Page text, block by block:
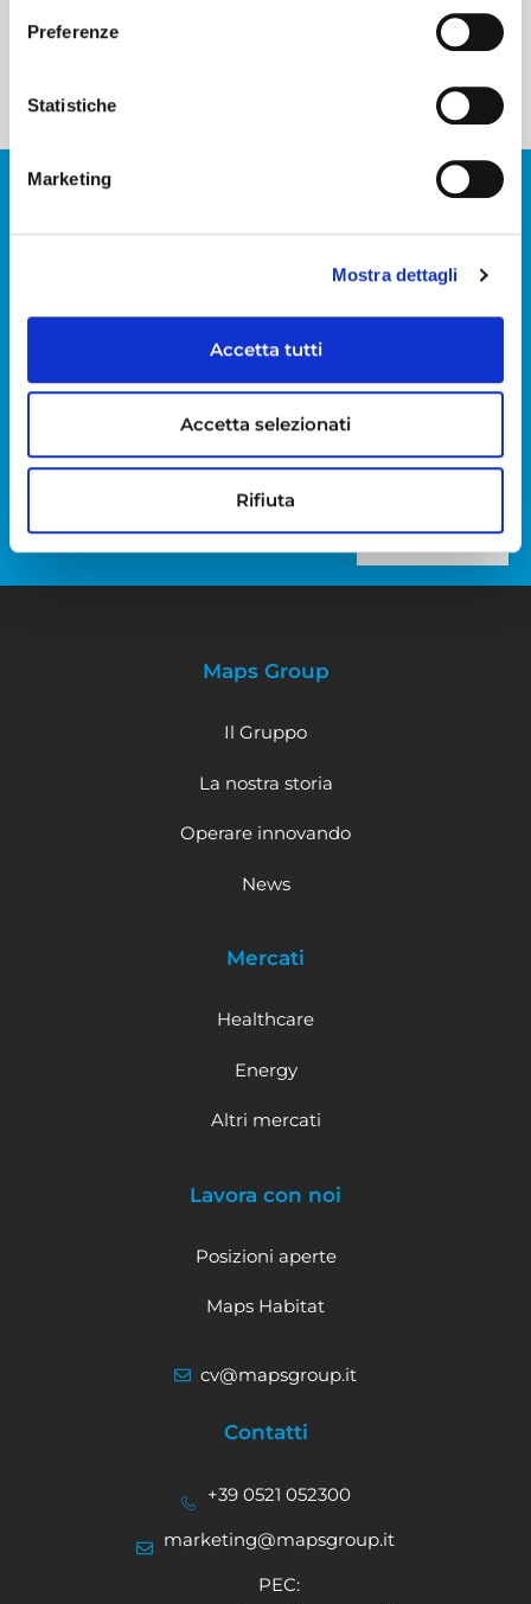
Preferenze
Statistiche
Marketing
Mostra dettagli
Accetta tutti
Accetta selezionati
Rifiuta
ISCRIVITI ALLA NEWSLETTER
Maps Group
Il Gruppo
La nostra storia
Operare innovando
News
Mercati
Healthcare
Energy
Altri mercati
Lavora con noi
Posizioni aperte
Maps Habitat
cv@mapsgroup.it
Contatti
+39 0521 052300
marketing@mapsgroup.it
PEC: